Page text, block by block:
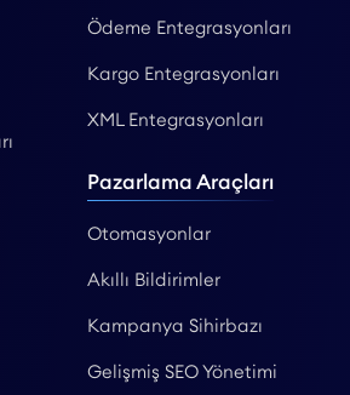
Ödeme Entegrasyonları
Kargo Entegrasyonları
XML Entegrasyonları
Pazarlama Araçları
Otomasyonlar
Akıllı Bildirimler
Kampanya Sihirbazı
Gelişmiş SEO Yönetimi